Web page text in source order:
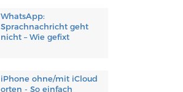
WhatsApp:
Sprachnachricht geht
nicht – Wie gefixt
iPhone ohne/mit iCloud
orten - So einfach